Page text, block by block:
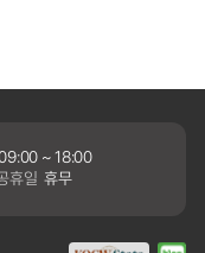
~ 18:00
휴일 휴무